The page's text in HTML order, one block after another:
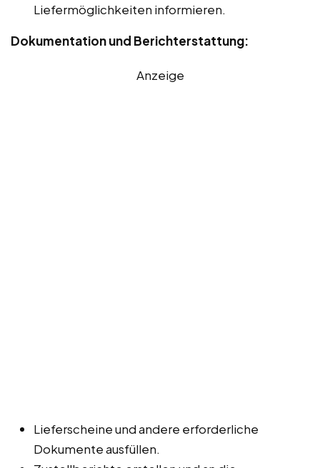
Liefermöglichkeiten informieren.
Dokumentation und Berichterstattung:
Anzeige
Lieferscheine und andere erforderliche
Dokumente ausfüllen.